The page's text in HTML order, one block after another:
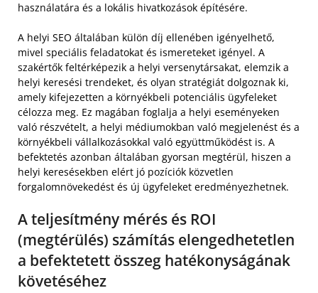
használatára és a lokális hivatkozások építésére.
A helyi SEO általában külön díj ellenében igényelhető,
mivel speciális feladatokat és ismereteket igényel. A
szakértők feltérképezik a helyi versenytársakat, elemzik a
helyi keresési trendeket, és olyan stratégiát dolgoznak ki,
amely kifejezetten a környékbeli potenciális ügyfeleket
célozza meg. Ez magában foglalja a helyi eseményeken
való részvételt, a helyi médiumokban való megjelenést és a
környékbeli vállalkozásokkal való együttműködést is. A
befektetés azonban általában gyorsan megtérül, hiszen a
helyi keresésekben elért jó pozíciók közvetlen
forgalomnövekedést és új ügyfeleket eredményezhetnek.
A teljesítmény mérés és ROI
(megtérülés) számítás elengedhetetlen
a befektetett összeg hatékonyságának
követéséhez